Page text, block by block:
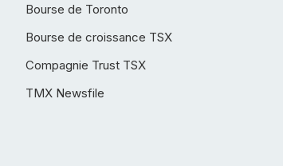
Bourse de Toronto
Bourse de croissance TSX
Compagnie Trust TSX
TMX Newsfile